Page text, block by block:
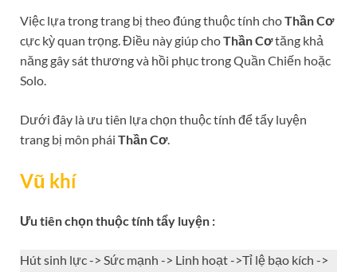
Việc lựa trong trang bị theo đúng thuộc tính choThần Cơ
cực kỳ quan trọng. Điều này giúp choThần Cơtăng khả
năng gây sát thương và hồi phục trong Quần Chiến hoặc
Solo.
Dưới đây là ưu tiên lựa chọn thuộc tính để tẩy luyện
trang bị môn phái Thần Cơ.
Vũ khí
Ưu tiên chọn thuộc tính tẩy luyện :
Hút sinh lực -> Sức mạnh -> Linh hoạt ->Tỉ lệ bạo kích ->